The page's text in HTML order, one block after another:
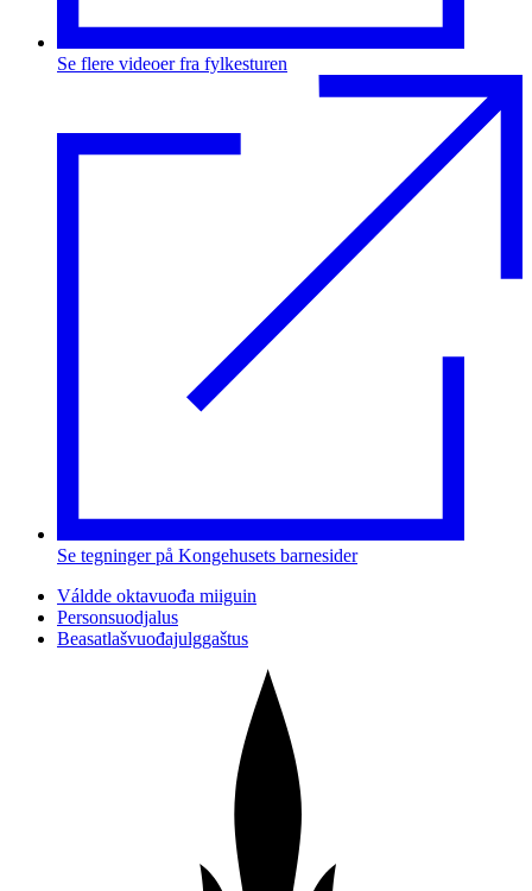
Se flere videoer fra fylkesturen
Se tegninger på Kongehusets barnesider
Váldde oktavuođa miiguin
Personsuodjalus
Beasatlašvuođajulggaštus